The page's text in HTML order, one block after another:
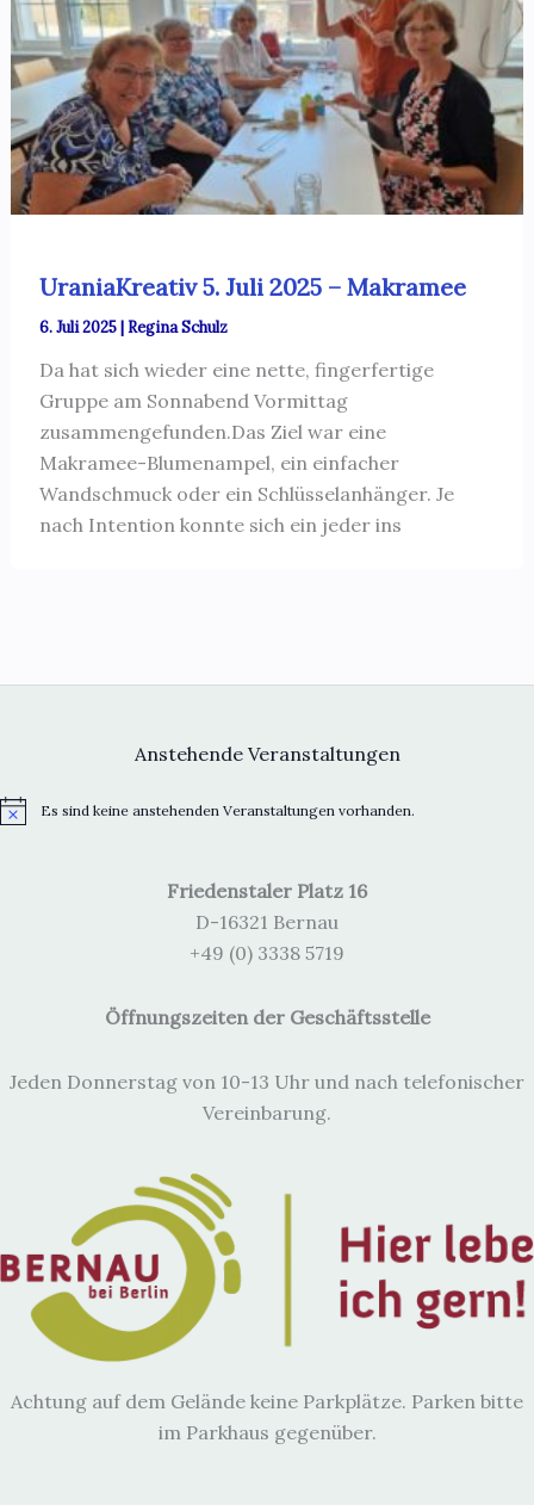
UraniaKreativ 5. Juli 2025 – Makramee
6. Juli 2025|Regina Schulz
Da hat sich wieder eine nette, fingerfertige
Gruppe am Sonnabend Vormittag
zusammengefunden.Das Ziel war eine
Makramee-Blumenampel, ein einfacher
Wandschmuck oder ein Schlüsselanhänger. Je
nach Intention konnte sich ein jeder ins
Anstehende Veranstaltungen
H
Es sind keine anstehenden Veranstaltungen vorhanden.
Friedenstaler Platz 16
D-16321 Bernau
+49 (0) 3338 5719
Öffnungszeiten der Geschäftsstelle
Jeden Donnerstag von 10-13 Uhr und nach telefonischer
Vereinbarung.
Achtung auf dem Gelände keine Parkplätze. Parken bitte
im Parkhaus gegenüber.